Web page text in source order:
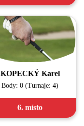
KOPECKÝ Karel
Body: 0 (Turnaje: 4)
6. místo